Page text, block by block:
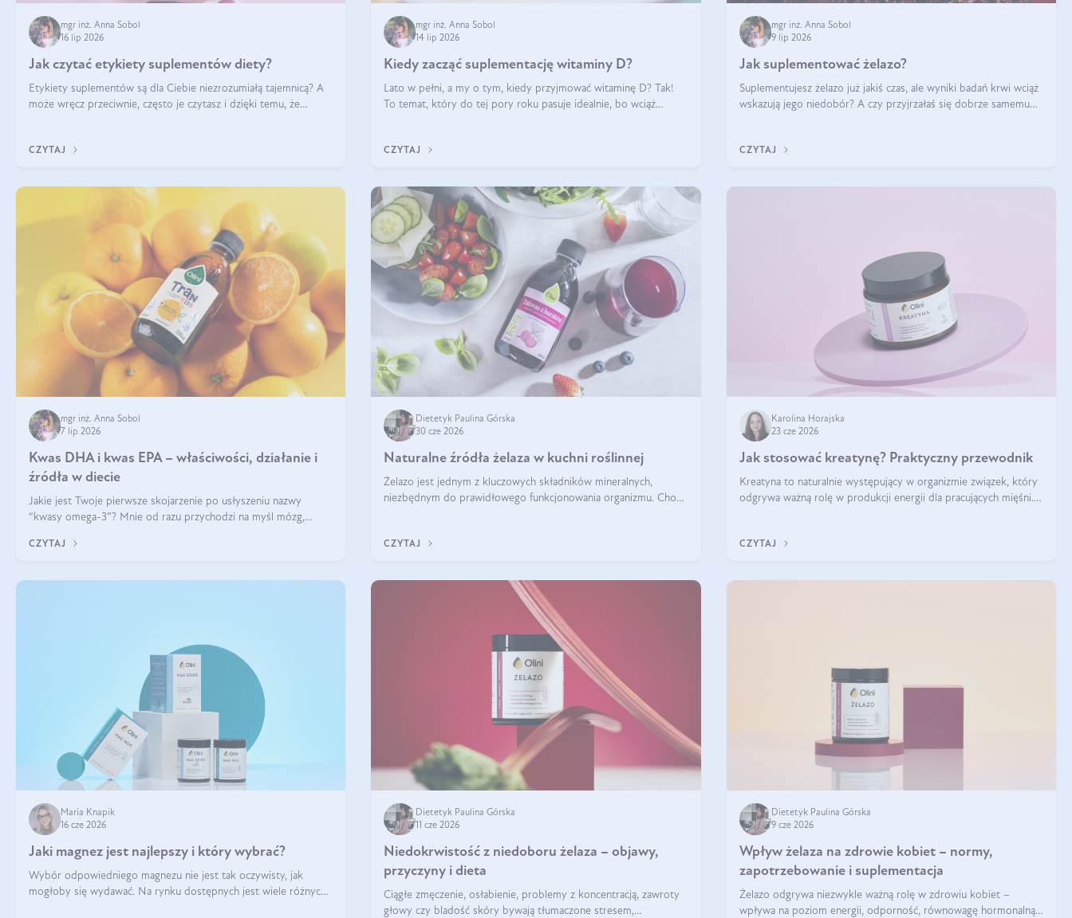
mgr inż. Anna Sobol
16 lip 2026
Jak czytać etykiety suplementów diety?
Etykiety suplementów są dla Ciebie niezrozumiałą tajemnicą? A
może wręcz przeciwnie, często je czytasz i dzięki temu, że
CZYTAJ
mgr inż. Anna Sobol
14 lip 2026
Kiedy zacząć suplementację witaminy D?
Lato w pełni, a my o tym, kiedy przyjmować witaminę D? Tak!
To temat, który do tej pory roku pasuje idealnie, bo wciąż
słońcu, aby witami
CZYTAJ
mgr inż. Anna Sobol
9 lip 2026
Jak suplementować żelazo?
Suplementujesz żelazo już jakiś czas, ale wyniki badań krwi wciąż
wskazują jego niedobór? A czy przyjrzałaś się dobrze samemu
CZYTAJ
mgr inż. Anna Sobol
7 lip 2026
Kwas DHA i kwas EPA – właściwości, działanie i
źródła w diecie
Jakie jest Twoje pierwsze skojarzenie po usłyszeniu nazwy
“kwasy omega-3”? Mnie od razu przychodzi na myśl mózg,
skupimy się głównie na dwóch kwasach z tej rodziny: DHA oraz
CZYTAJ
Dietetyk Paulina Górska
30 cze 2026
Naturalne źródła żelaza w kuchni roślinnej
Żelazo jest jednym z kluczowych składników mineralnych,
niezbędnym do prawidłowego funkcjonowania organizmu. Choć
źródeł tego pierwiastka.
CZYTAJ
Karolina Horajska
23 cze 2026
Jak stosować kreatynę? Praktyczny przewodnik
Kreatyna to naturalnie występujący w organizmie związek, który
odgrywa ważną rolę w produkcji energii dla pracujących mięśni.
prze
CZYTAJ
Maria Knapik
16 cze 2026
Jaki magnez jest najlepszy i który wybrać?
Wybór odpowiedniego magnezu nie jest tak oczywisty, jak
mogłoby się wydawać. Na rynku dostępnych jest wiele różnych
Dietetyk Paulina Górska
11 cze 2026
Niedokrwistość z niedoboru żelaza – objawy,
przyczyny i dieta
Ciągłe zmęczenie, osłabienie, problemy z koncentracją, zawroty
głowy czy bladość skóry bywają tłumaczone stresem,
Dietetyk Paulina Górska
9 cze 2026
Wpływ żelaza na zdrowie kobiet – normy,
zapotrzebowanie i suplementacja
Żelazo odgrywa niezwykle ważną rolę w zdrowiu kobiet –
wpływa na poziom energii, odporność, równowagę hormonalną i